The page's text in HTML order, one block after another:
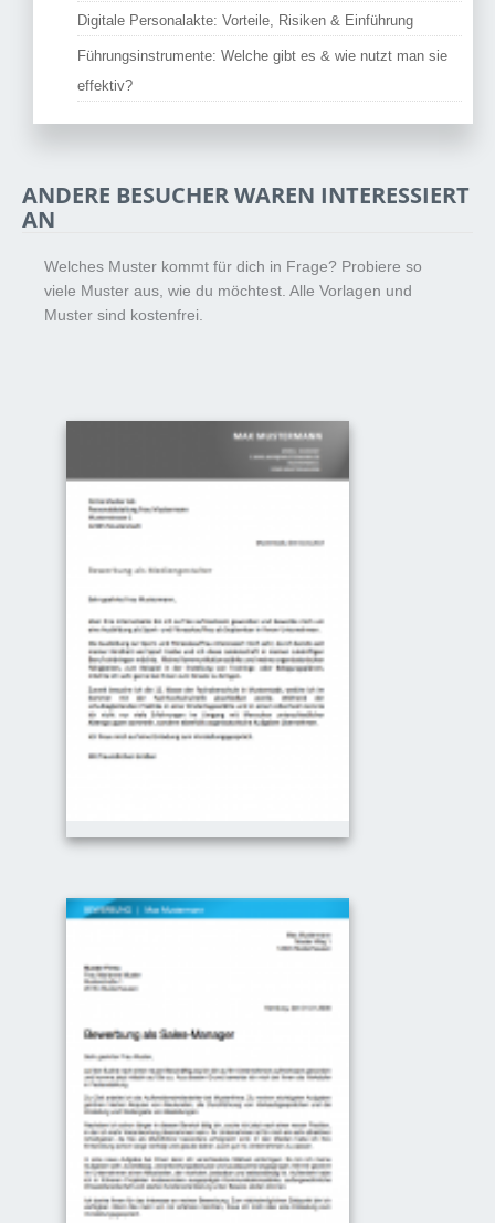
Digitale Personalakte: Vorteile, Risiken & Einführung
Führungsinstrumente: Welche gibt es & wie nutzt man sie
effektiv?
ANDERE BESUCHER WAREN INTERESSIERT
AN
Welches Muster kommt für dich in Frage? Probiere so
viele Muster aus, wie du möchtest. Alle Vorlagen und
Muster sind kostenfrei.